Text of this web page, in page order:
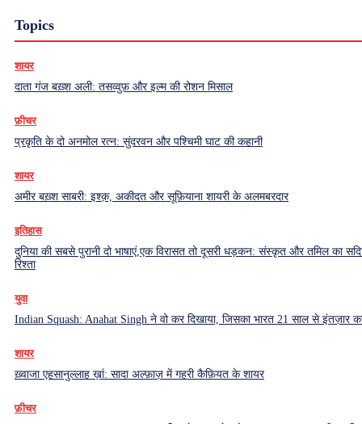
Topics
शायर
दाता गंज बख़्श अली: तसव्वुफ़ और इल्म की रोशन मिसाल
फ़ीचर
प्रकृति के दो अनमोल रत्न: सुंदरवन और पश्चिमी घाट की कहानी
शायर
अमीर बख़्श साबरी: इश्क़, अकीदत और सूफ़ियाना शायरी के अलमबरदार
इतिहास
दुनिया की सबसे पुरानी दो भाषाएं,एक विरासत तो दूसरी धड़कन: संस्कृत और तमिल का
रिश्ता
युवा
Indian Squash: Anahat Singh ने वो कर दिखाया, जिसका भारत 21 साल से इंतज़ार
शायर
ख़्वाजा एहसानुल्लाह ख़ां: सादा अल्फ़ाज़ में गहरी कैफ़ियत के शायर
फ़ीचर